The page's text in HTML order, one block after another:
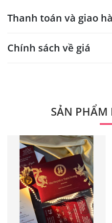
Thanh toán và giao
Chính sách về giá
Quý khách vui lòng liên hệ
- Mẫu dưới 3000 giá chưa
có nhu cầu in bản đồ sẽ
thiệp tuỳ chất liệu.
SẢN PHẨM